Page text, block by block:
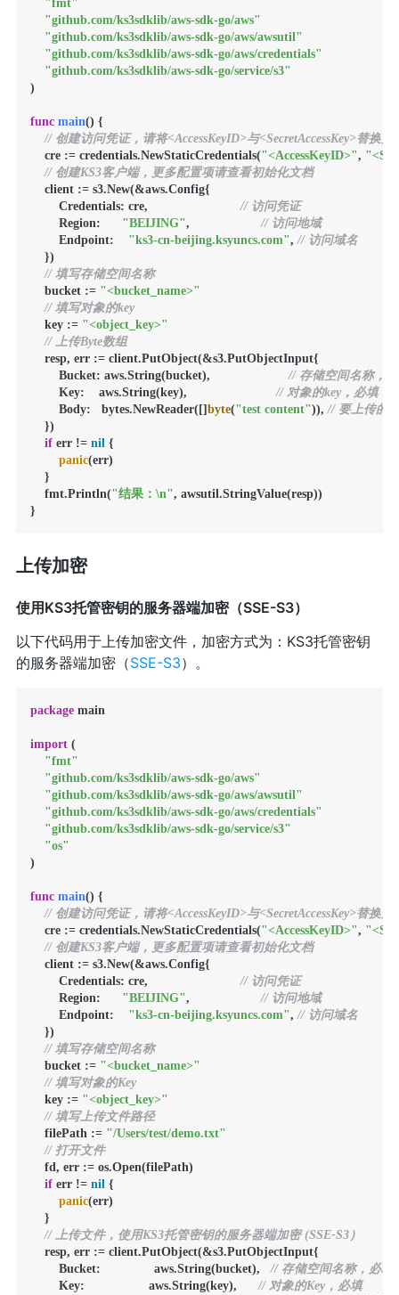
"fmt"
"github.com/ks3sdklib/aws-sdk-go/aws"
"github.com/ks3sdklib/aws-sdk-go/aws/awsutil"
"github.com/ks3sdklib/aws-sdk-go/aws/credentials"
"github.com/ks3sdklib/aws-sdk-go/service/s3"
)
func main() {
// 创建访问凭证，请将<AccessKeyID>与<SecretAccessKey>替换为
    cre := credentials.NewStaticCredentials(
"<AccessKeyID>",
// 创建KS3客户端，更多配置项请查看初始化文档
    client := s3.New(&aws.Config{
        Credentials: cre,
// 访问凭证
        Region:
"BEIJING", // 访问地域
        Endpoint:
"ks3-cn-beijing.ksyuncs.com", // 访问域名
    })
// 填写存储空间名称
    bucket :=
"<bucket_name>"
// 填写对象的key
    key :=
"<object_key>"
// 上传Byte数组
    resp, err := client.PutObject(&s3.PutObjectInput{
        Bucket: aws.String(bucket),
// 存储空间名称，
        Key:    aws.String(key),
// 对象的key，必填
        Body:   bytes.NewReader([]
byte("test content")), // 要上传的
    })
if err != nil {
panic(err)
    }
    fmt.Println(
"结果：\n", awsutil.StringValue(resp))
}
上传加密
使用KS3托管密钥的服务器端加密（SSE-S3）
以下代码用于上传加密文件，加密方式为：KS3托管密钥
的服务器端加密（SSE-S3）。
package main
import (
"fmt"
"github.com/ks3sdklib/aws-sdk-go/aws"
"github.com/ks3sdklib/aws-sdk-go/aws/awsutil"
"github.com/ks3sdklib/aws-sdk-go/aws/credentials"
"github.com/ks3sdklib/aws-sdk-go/service/s3"
"os"
)
func main() {
// 创建访问凭证，请将<AccessKeyID>与<SecretAccessKey>替换为
    cre := credentials.NewStaticCredentials(
"<AccessKeyID>",
// 创建KS3客户端，更多配置项请查看初始化文档
    client := s3.New(&aws.Config{
        Credentials: cre,
// 访问凭证
        Region:
"BEIJING", // 访问地域
        Endpoint:
"ks3-cn-beijing.ksyuncs.com", // 访问域名
    })
// 填写存储空间名称
    bucket :=
"<bucket_name>"
// 填写对象的Key
    key :=
"<object_key>"
// 填写上传文件路径
    filePath :=
"/Users/test/demo.txt"
// 打开文件
    fd, err := os.Open(filePath)
if err != nil {
panic(err)
    }
// 上传文件，使用KS3托管密钥的服务器端加密 (SSE-S3）
    resp, err := client.PutObject(&s3.PutObjectInput{
        Bucket:               aws.String(bucket),
// 存储空间名称，必填
        Key:                  aws.String(key),
// 对象的Key，必填